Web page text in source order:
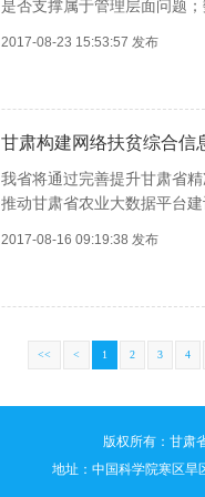
是否支撑属于管理层面问题
2017-08-23 15:53:57 发布
甘肃构建网络扶贫综合信
我省将通过完善提升甘肃省
推动甘肃省农业大数据平台
2017-08-16 09:19:38 发布
<< < 1 2 3 4
版权所有：甘
地址：中国科学院寒区旱